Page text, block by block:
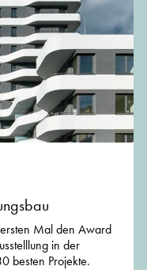
Mal den Award
in der
besten Projekte.